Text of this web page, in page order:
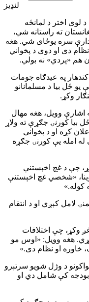
لنډیز
لوی اختر د لمانځه
ته راستانه شي،
ادارې سره یوځای شي. هغه
دی او دوی د پخواني
هم «پردي» نه بولي.
په عیدګاه جومات
یو ځل بیا د مسلمانانو
وکړ.
اشارې وویل، هغه مهال
بیا کورنۍ جګړې ته ولاړ
کړه او د پخواني
امله یې کورنۍ جګړه
چې د غچ اخېستنې
«شخصي غچ اخېستنې
کوله.»
لامل کېږي او د انتقام
غږ وکړ، چې اختلافات
هغه وویل: «اوس مو
خاوره او نظام دی.»
د وژل شویو سرتېرو
بودجه کې شامل دي او